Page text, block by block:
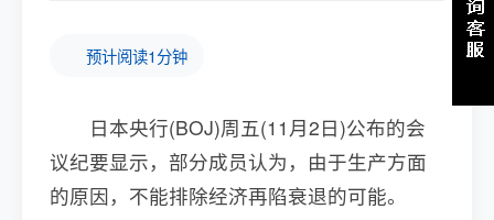
预计阅读1分钟
日本央行(BOJ)周五(11月2日)公布的会
议纪要显示，部分成员认为，由于生产方面
的原因，不能排除经济再陷衰退的可能。